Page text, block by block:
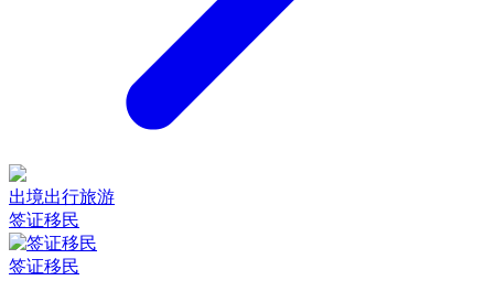
出境出行旅游
签证移民
签证移民